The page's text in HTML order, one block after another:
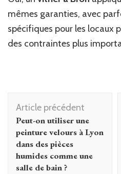
mêmes garanties, avec
spécifiques pour les locaux
des contraintes plus
Navigation
d'article
Article précédent
Peut-on utiliser une
peinture velours à Lyon
dans des pièces
humides comme une
salle de bain ?